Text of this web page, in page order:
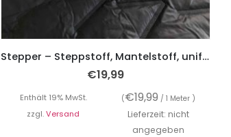
Stepper – Steppstoff, Mantelstoff, unifarben, Schwarz
€19,99
Enthält 19% MwSt. (€19,99 / 1 Meter )
zzgl.Versand
Lieferzeit: nicht
angegeben